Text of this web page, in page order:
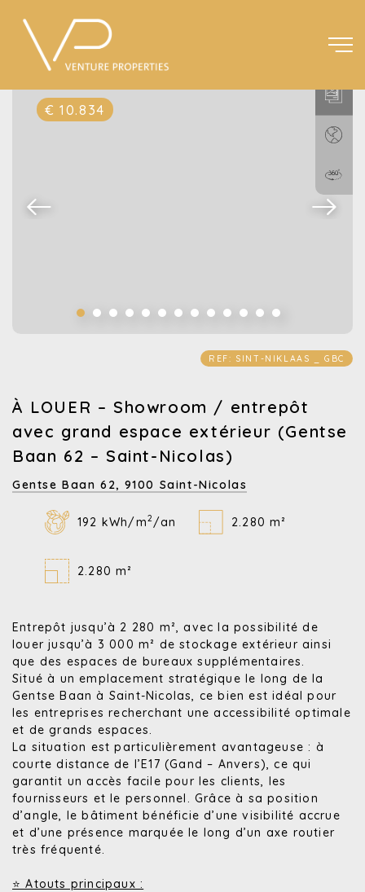
€ 10.834
REF: SINT-NIKLAAS _ GBC
À LOUER – Showroom / entrepôt
avec grand espace extérieur (Gentse
Baan 62 – Saint-Nicolas)
Gentse Baan 62, 9100 Saint-Nicolas
192 kWh/m2 /an 2.280 m²
2.280 m²
Entrepôt jusqu’à 2 280 m², avec la possibilité de
louer jusqu’à 3 000 m² de stockage extérieur ainsi
que des espaces de bureaux supplémentaires.
Situé à un emplacement stratégique le long de la
Gentse Baan à Saint-Nicolas, ce bien est idéal pour
les entreprises recherchant une accessibilité optimale
et de grands espaces.
La situation est particulièrement avantageuse : à
courte distance de l’E17 (Gand – Anvers), ce qui
garantit un accès facile pour les clients, les
fournisseurs et le personnel. Grâce à sa position
d’angle, le bâtiment bénéficie d’une visibilité accrue
et d’une présence marquée le long d’un axe routier
très fréquenté.
⭐ Atouts principaux :